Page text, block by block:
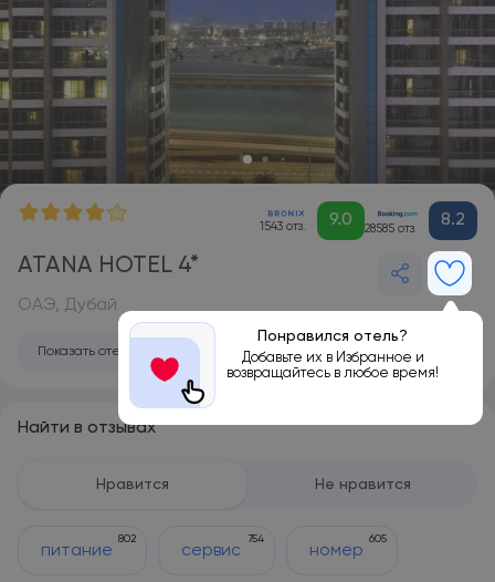
1543 отз. 9.0 28585 отз. 8.2
ATANA HOTEL 4*
Понравился отель?
Добавьте их в Избранное и
возвращайтесь в любое время!
ОАЭ, Дубай
Показать отель на карте
Найти в отзывах
Нравится Не нравится
питание
802
сервис
754
номер
605